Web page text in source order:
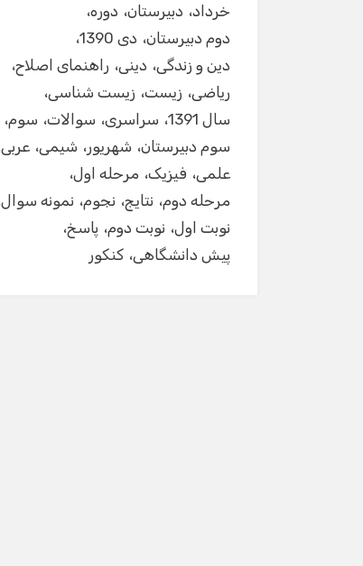
خرداد دبیرستان دوره
دوم دبیرستان دی 1390
دین و زندگی دینی راهنمای اصلاح
ریاضی زیست زیست شناسی
سال 1391
سراسری سوالات سوم
سوم دبیرستان شهریور شیمی عربی
علمی فیزیک مرحله اول
مرحله دوم نتایج نجوم نمونه سوال
نوبت اول نوبت دوم پاسخ
پیش دانشگاهی کنکور